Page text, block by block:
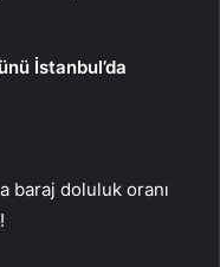
İstanbul’da
baraj doluluk oranı